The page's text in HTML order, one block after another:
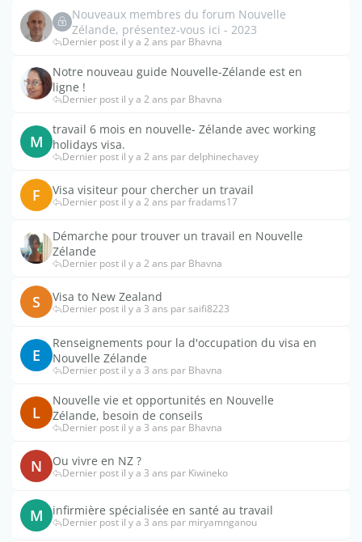
Nouveaux membres du forum Nouvelle
Zélande, présentez-vous ici - 2023
Dernier post il y a 2 ans par Bhavna
Notre nouveau guide Nouvelle-Zélande est en
ligne !
Dernier post il y a 2 ans par Bhavna
M
travail 6 mois en nouvelle- Zélande avec working
holidays visa.
Dernier post il y a 2 ans par delphinechavey
F Visa visiteur pour chercher un travail
Dernier post il y a 2 ans par fradams17
Démarche pour trouver un travail en Nouvelle
Zélande
Dernier post il y a 2 ans par Bhavna
S Visa to New Zealand
Dernier post il y a 3 ans par saifi8223
E
Renseignements pour la d'occupation du visa en
Nouvelle Zélande
Dernier post il y a 3 ans par Bhavna
L
Nouvelle vie et opportunités en Nouvelle
Zélande, besoin de conseils
Dernier post il y a 3 ans par Bhavna
N Ou vivre en NZ ?
Dernier post il y a 3 ans par Kiwineko
M infirmière spécialisée en santé au travail
Dernier post il y a 3 ans par miryamnganou